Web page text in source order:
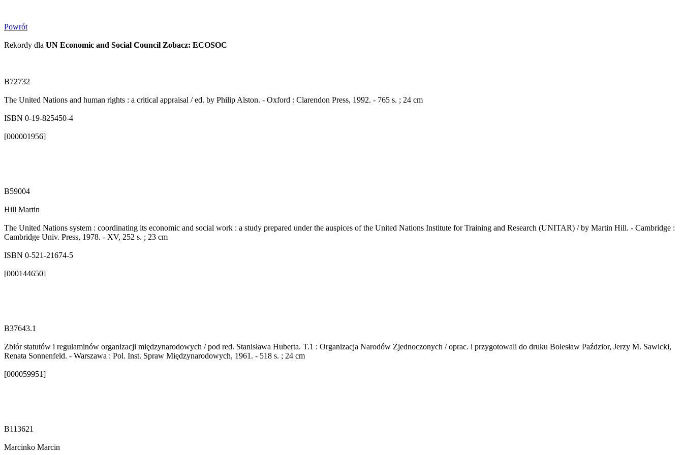
Powrót
Rekordy dla UN Economic and Social Council Zobacz: ECOSOC
B72732
The United Nations and human rights : a critical appraisal / ed. by Philip Alston. - Oxford : Clarendon Press, 1992. - 765 s. ; 24 cm
ISBN 0-19-825450-4
[000001956]
B59004
Hill Martin
The United Nations system : coordinating its economic and social work : a study prepared under the auspices of the United Nations Institute for Training and Research (UNITAR) / by Martin Hill. - Cambridge :
Cambridge Univ. Press, 1978. - XV, 252 s. ; 23 cm
ISBN 0-521-21674-5
[000144650]
B37643.1
Zbiór statutów i regulaminów organizacji międzynarodowych / pod red. Stanisława Huberta. T.1 : Organizacja Narodów Zjednoczonych / oprac. i przygotowali do druku Bolesław Paździor, Jerzy M. Sawicki,
Renata Sonnenfeld. - Warszawa : Pol. Inst. Spraw Międzynarodowych, 1961. - 518 s. ; 24 cm
[000059951]
B113621
Marcinko Marcin